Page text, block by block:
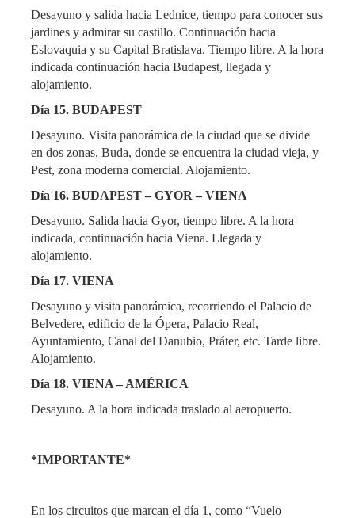
Desayuno y salida hacia Lednice, tiempo para conocer sus
jardines y admirar su castillo. Continuación hacia
Eslovaquia y su Capital Bratislava. Tiempo libre. A la hora
indicada continuación hacia Budapest, llegada y
alojamiento.
Día 15. BUDAPEST
Desayuno. Visita panorámica de la ciudad que se divide
en dos zonas, Buda, donde se encuentra la ciudad vieja, y
Pest, zona moderna comercial. Alojamiento.
Día 16. BUDAPEST – GYOR – VIENA
Desayuno. Salida hacia Gyor, tiempo libre. A la hora
indicada, continuación hacia Viena. Llegada y
alojamiento.
Día 17. VIENA
Desayuno y visita panorámica, recorriendo el Palacio de
Belvedere, edificio de la Ópera, Palacio Real,
Ayuntamiento, Canal del Danubio, Práter, etc. Tarde libre.
Alojamiento.
Día 18. VIENA – AMÉRICA
Desayuno. A la hora indicada traslado al aeropuerto.
*IMPORTANTE*
En los circuitos que marcan el día 1, como “Vuelo